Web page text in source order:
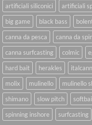
artificiali siliconici
artificiali
big game
black bass
canna da pesca
canna da
canna surfcasting
colmic
hard bait
herakles
molix
mulinello mulinello
shimano
slow pitch
spinning inshore
surfcasting